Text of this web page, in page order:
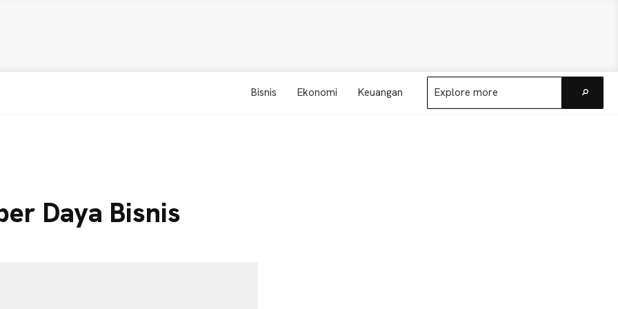
Bisnis Ekonomi Keuangan
Explore
more
Daya Bisnis